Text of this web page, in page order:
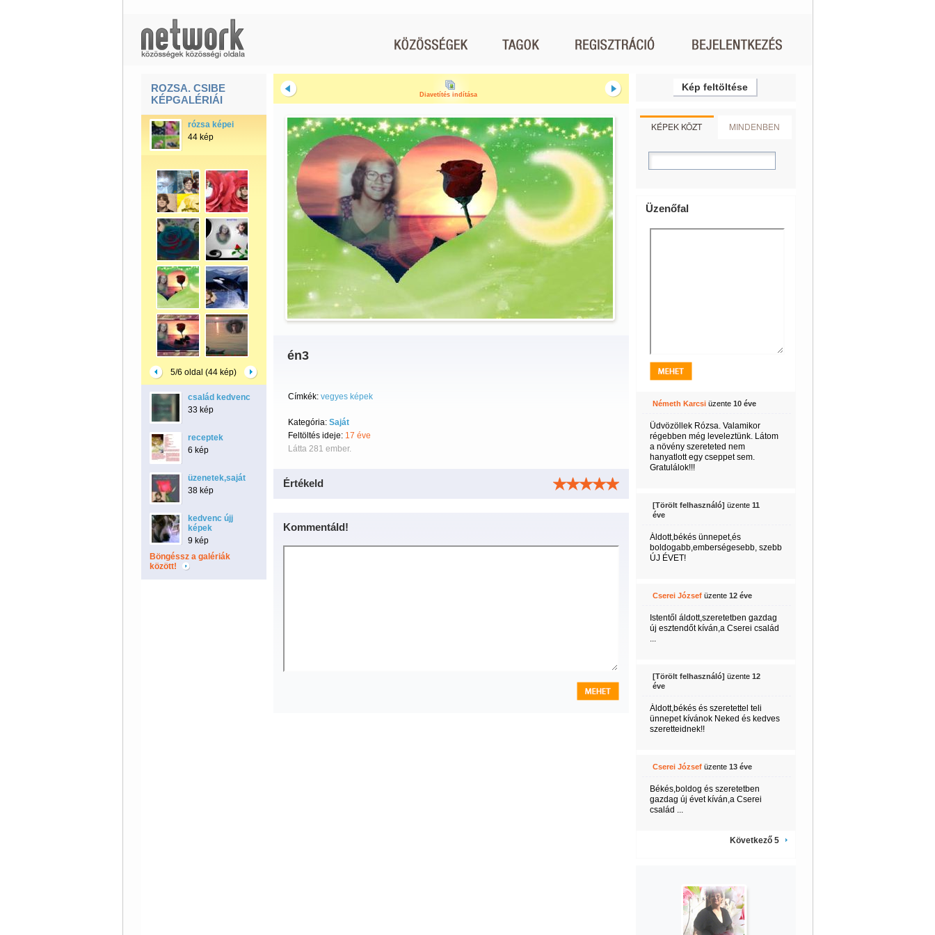
ROZSA. CSIBE
KÉPGALÉRIÁI
rózsa képei
44 kép
5/6 oldal (44 kép)
család kedvenc
33 kép
receptek
6 kép
üzenetek,saját
38 kép
kedvenc újj
képek
9 kép
Böngéssz a galériák
között!
Diavetítés indítása
én3
Címkék: vegyes képek
Kategória: Saját
Feltöltés ideje: 17 éve
Látta 281 ember.
Értékeld
Kommentáld!
Kép feltöltése
KÉPEK KÖZT MINDENBEN
Üzenőfal
Németh Karcsiüzente 10 éve
Üdvözöllek Rózsa. Valamikor
régebben még leveleztünk. Látom
a növény szereteted nem
hanyatlott egy cseppet sem.
Gratulálok!!!
[Törölt felhasználó] üzente 11
éve
Áldott,békés ünnepet,és
boldogabb,emberségesebb, szebb
ÚJ ÉVET!
Cserei Józsefüzente 12 éve
Istentől áldott,szeretetben gazdag
új esztendőt kíván,a Cserei család
...
[Törölt felhasználó] üzente 12
éve
Áldott,békés és szeretettel teli
ünnepet kívánok Neked és kedves
szeretteidnek!!
Cserei Józsefüzente 13 éve
Békés,boldog és szeretetben
gazdag új évet kíván,a Cserei
család ...
Következő 5